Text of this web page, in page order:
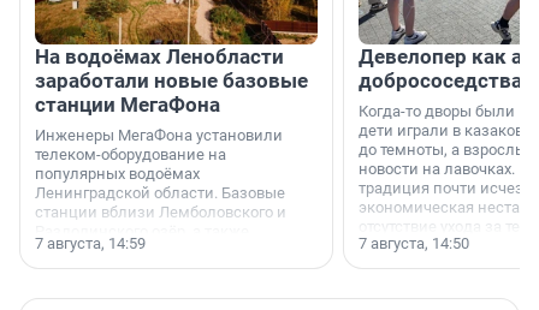
На водоёмах Ленобласти
заработали новые базовые
станции МегаФона
Инженеры МегаФона установили
телеком-оборудование на
популярных водоёмах
Ленинградской области. Базовые
станции вблизи Лемболовского и
недалеко от Большого Тосненского
водопада.
7 августа, 14:59
Девелопер как
добрососедства
Когда-то дворы были
дети играли в казаков-
до темноты, а
новости на лавочках. В
традиция почти
экономическая
отсутствие ухода за
сделали своё дело.
7 августа, 14:50